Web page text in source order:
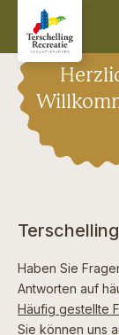
Kontakt
Unterkünfte
Informationen
Häufig
Anreise &
Dörfer &
Aktivitäten &
Über
Veranstaltungen
Inselerlebnisse
Alleinreisende
Dark Sky Park
Kontakt
Haben Sie
Antworten auf
Häufig gestellte
Sie können uns